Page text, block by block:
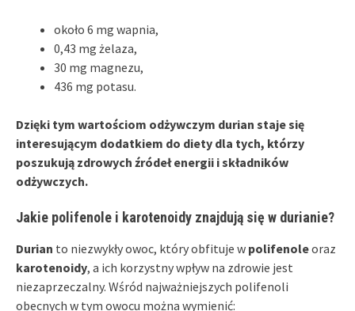
około 6 mg wapnia,
0,43 mg żelaza,
30 mg magnezu,
436 mg potasu.
Dzięki tym wartościom odżywczym durian staje się
interesującym dodatkiem do diety dla tych, którzy
poszukują zdrowych źródeł energii i składników
odżywczych.
Jakie polifenole i karotenoidy znajdują się w durianie?
Durian to niezwykły owoc, który obfituje w polifenoleoraz
karotenoidy, a ich korzystny wpływ na zdrowie jest
niezaprzeczalny. Wśród najważniejszych polifenoli
obecnych w tym owocu można wymienić: